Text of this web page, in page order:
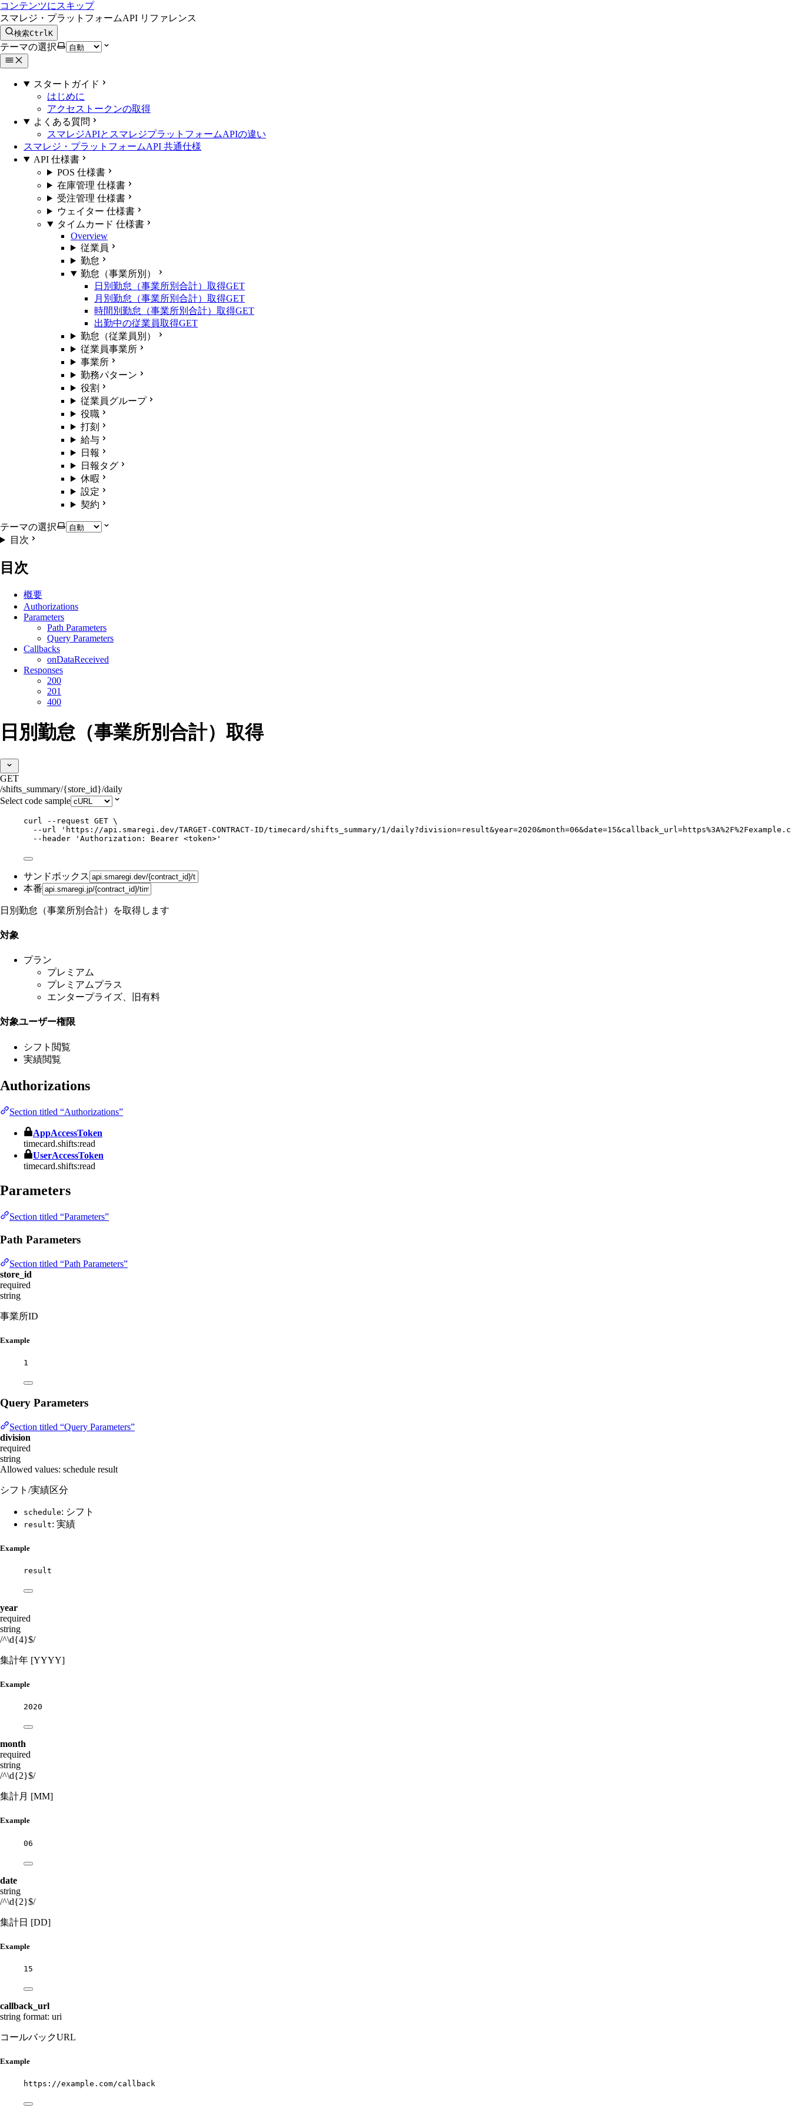
コンテンツにスキップ
スマレジ・プラットフォームAPI リファレンス
検索CtrlK
テーマの選択
スタートガイド
はじめに
アクセストークンの取得
よくある質問
スマレジAPIとスマレジプラットフォームAPIの違い
スマレジ・プラットフォームAPI 共通仕様
API 仕様書
POS 仕様書
在庫管理 仕様書
受注管理 仕様書
ウェイター 仕様書
タイムカード 仕様書
Overview
従業員
勤怠
勤怠（事業所別）
日別勤怠（事業所別合計）取得GET
月別勤怠（事業所別合計）取得GET
時間別勤怠（事業所別合計）取得GET
出勤中の従業員取得GET
勤怠（従業員別）
従業員事業所
事業所
勤務パターン
役割
従業員グループ
役職
打刻
給与
日報
日報タグ
休暇
設定
契約
テーマの選択
目次
目次
概要
Authorizations
Parameters
Path Parameters
Query Parameters
Callbacks
onDataReceived
Responses
200
201
400
日別勤怠（事業所別合計）取得
GET
/shifts_summary/{store_id}/daily
Select code sample
curl --request GET \
--url
' https://api.smaregi.dev/TARGET-CONTRACT-ID/timecard/shifts_summary/1/
--header
' Authorization: Bearer <token> '
サンドボックス
本番
日別勤怠（事業所別合計）を取得します
対象
プラン
プレミアム
プレミアムプラス
エンタープライズ、旧有料
対象ユーザー権限
シフト閲覧
実績閲覧
Authorizations
Section titled “Authorizations”
AppAccessToken
timecard.shifts:read
UserAccessToken
timecard.shifts:read
Parameters
Section titled “Parameters”
Path Parameters
Section titled “Path Parameters”
store_id
required
string
事業所ID
Example
1
Query Parameters
Section titled “Query Parameters”
division
required
string
Allowed values: schedule result
シフト/実績区分
schedule: シフト
result: 実績
Example
result
year
required
string
/^\d{4}$/
集計年 [YYYY]
Example
2020
month
required
string
/^\d{2}$/
集計月 [MM]
Example
06
date
string
/^\d{2}$/
集計日 [DD]
Example
15
callback_url
string format: uri
コールバックURL
Example
https://example.com/callback